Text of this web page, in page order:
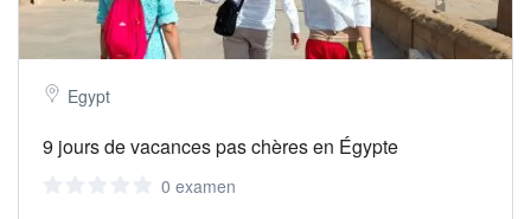
Egypt
9 jours de vacances pas chères en Égypte
0 examen